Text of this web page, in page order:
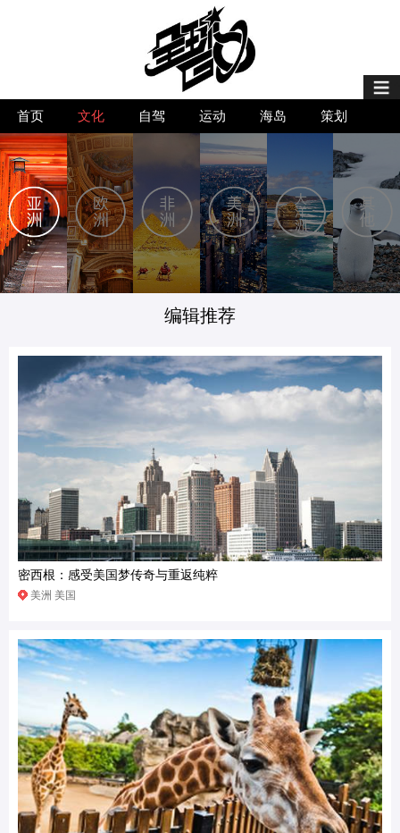
首页
极致之旅
嗜住
TRAVEL WITH
旅人
生活美学家
首页 文化 自驾 运动 海岛 策划
编辑推荐
密西根：感受美国梦传奇与重返纯粹
美洲 美国